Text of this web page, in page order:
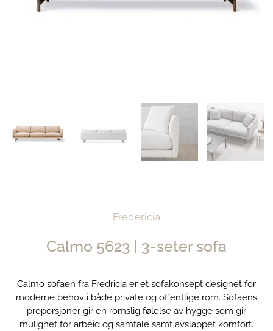
Fredericia
Calmo 5623 | 3-seter sofa
Calmo sofaen fra Fredricia er et sofakonsept designet for
moderne behov i både private og offentlige rom. Sofaens
proporsjoner gir en romslig følelse av hygge som gir
mulighet for arbeid og samtale samt avslappet komfort.